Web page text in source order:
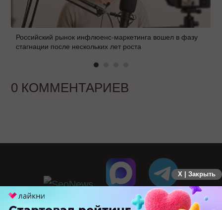
Российский рынок инфлюенс-маркетинга вошел в фазу
стагнации после нескольких лет роста
0 КОММЕНТАРИЕВ
X | Закрыть
ПЕРЕЙТИ НА ПОЛНУЮ ВЕРСИЮ